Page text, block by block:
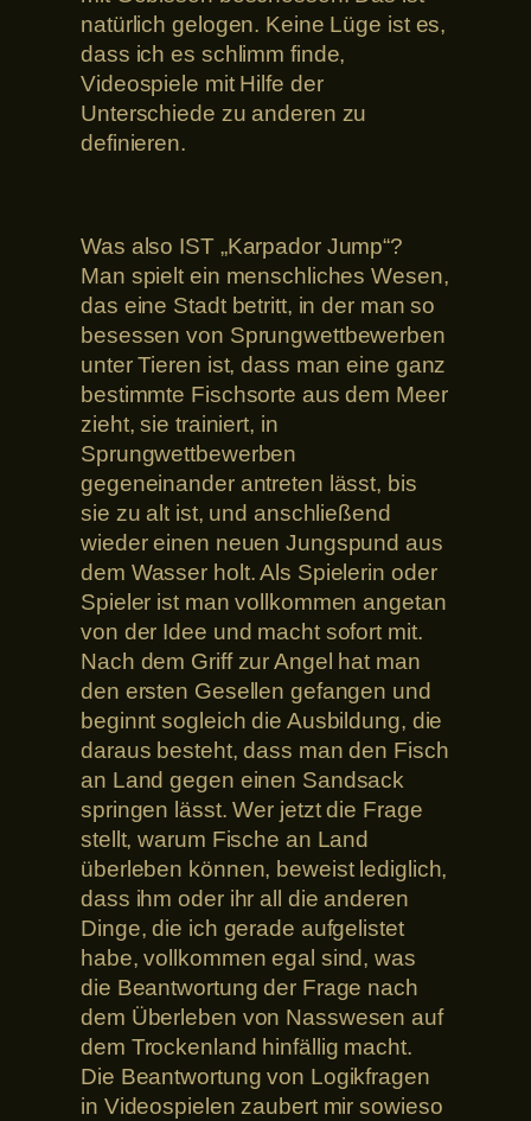
natürlich gelogen. Keine Lüge ist es,
dass ich es schlimm finde,
Videospiele mit Hilfe der
Unterschiede zu anderen zu
definieren.
Was also IST „Karpador Jump“?
Man spielt ein menschliches Wesen,
das eine Stadt betritt, in der man so
besessen von Sprungwettbewerben
unter Tieren ist, dass man eine ganz
bestimmte Fischsorte aus dem Meer
zieht, sie trainiert, in
Sprungwettbewerben
gegeneinander antreten lässt, bis
sie zu alt ist, und anschließend
wieder einen neuen Jungspund aus
dem Wasser holt. Als Spielerin oder
Spieler ist man vollkommen angetan
von der Idee und macht sofort mit.
Nach dem Griff zur Angel hat man
den ersten Gesellen gefangen und
beginnt sogleich die Ausbildung, die
daraus besteht, dass man den Fisch
an Land gegen einen Sandsack
springen lässt. Wer jetzt die Frage
stellt, warum Fische an Land
überleben können, beweist lediglich,
dass ihm oder ihr all die anderen
Dinge, die ich gerade aufgelistet
habe, vollkommen egal sind, was
die Beantwortung der Frage nach
dem Überleben von Nasswesen auf
dem Trockenland hinfällig macht.
Die Beantwortung von Logikfragen
in Videospielen zaubert mir sowieso